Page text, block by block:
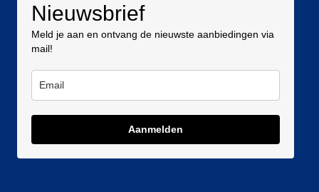
Nieuwsbrief
Meld je aan en ontvang de nieuwste aanbiedingen via
mail!
Aanmelden